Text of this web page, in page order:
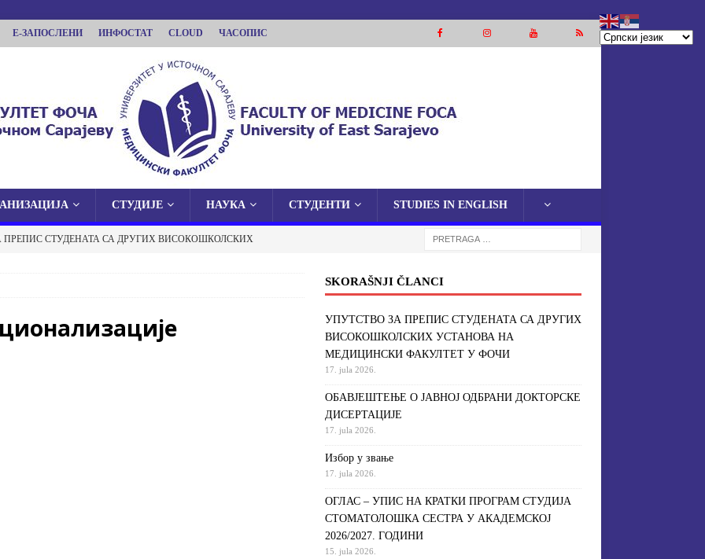
Е-ЗАПОСЛЕНИ ИНФОСТАТ CLOUD ЧАСОПИС
ФОЧА
ИСТОЧНОМ САРАЈЕВУ
СТУДИЈЕ НАУКА СТУДЕНТИ STUDIES IN ENGLISH
ПРЕПИС СТУДЕНАТА СА ДРУГИХ ВИСОКОШКОЛСКИХ
О ЈАВНОЈ ОДБРАНИ ДОКТОРСКЕ ДИСЕРТАЦИЈЕ
НА КРАТКИ ПРОГРАМ СТУДИЈА СТОМАТОЛОШКА СЕСТРА У
SKORAŠNJI ČLANCI
УПУТСТВО ЗА ПРЕПИС СТУДЕНАТА СА ДРУГИХ
ВИСОКОШКОЛСКИХ УСТАНОВА НА
МЕДИЦИНСКИ ФАКУЛТЕТ У ФОЧИ
17. jula 2026.
ОБАВЈЕШТЕЊЕ О ЈАВНОЈ ОДБРАНИ ДОКТОРСКЕ
ДИСЕРТАЦИЈЕ
17. jula 2026.
Избор у звање
17. jula 2026.
ОГЛАС – УПИС НА КРАТКИ ПРОГРАМ СТУДИЈА
СТОМАТОЛОШКА СЕСТРА У АКАДЕМСКОЈ
2026/2027. ГОДИНИ
15. jula 2026.